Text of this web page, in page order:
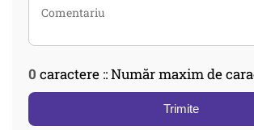
0 caractere :: Număr maxim de
Trimite